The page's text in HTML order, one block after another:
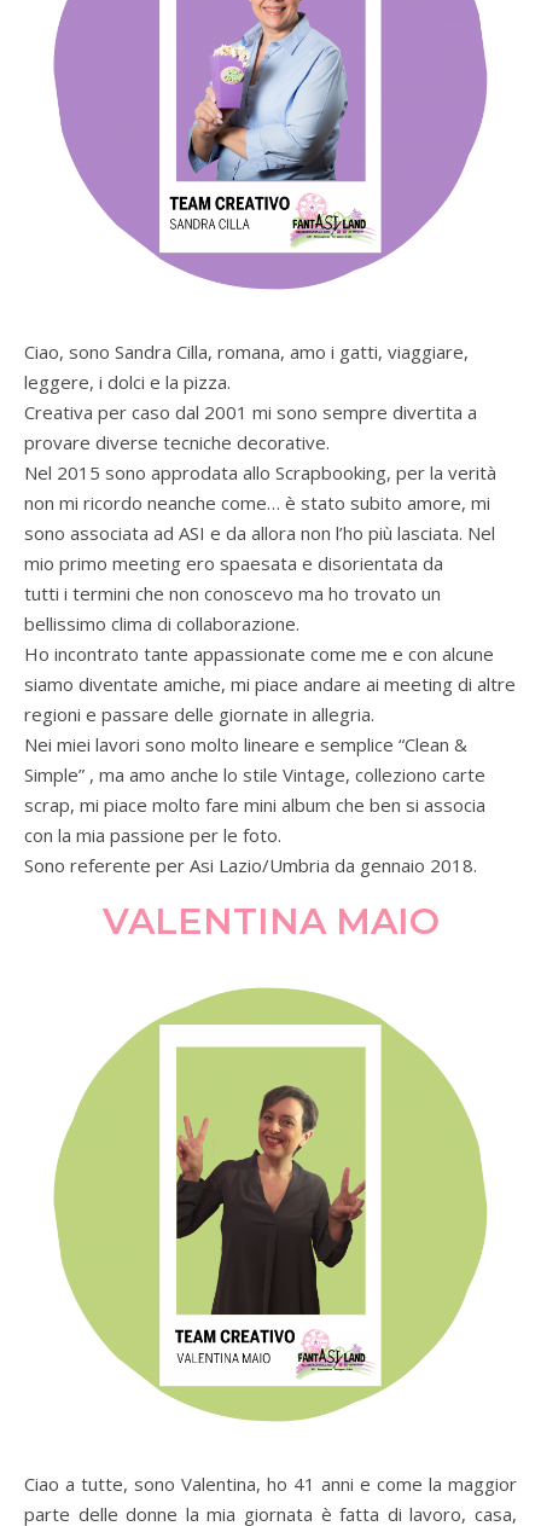
Ciao, sono Sandra Cilla, romana, amo i gatti, viaggiare,
leggere, i dolci e la pizza.
Creativa per caso dal 2001 mi sono sempre divertita a
provare diverse tecniche decorative.
Nel 2015 sono approdata allo Scrapbooking, per la verità
non mi ricordo neanche come… è stato subito amore, mi
sono associata ad ASI e da allora non l’ho più lasciata. Nel
mio primo meeting ero spaesata e disorientata da
tutti i termini che non conoscevo ma ho trovato un
bellissimo clima di collaborazione.
Ho incontrato tante appassionate come me e con alcune
siamo diventate amiche, mi piace andare ai meeting di altre
regioni e passare delle giornate in allegria.
Nei miei lavori sono molto lineare e semplice “Clean &
Simple” , ma amo anche lo stile Vintage, colleziono carte
scrap, mi piace molto fare mini album che ben si associa
con la mia passione per le foto.
Sono referente per Asi Lazio/Umbria da gennaio 2018.
VALENTINA MAIO
Ciao a tutte, sono Valentina, ho 41 anni e come la maggior
parte delle donne la mia giornata è fatta di lavoro, casa,